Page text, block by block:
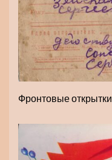
Фронтовые открытки